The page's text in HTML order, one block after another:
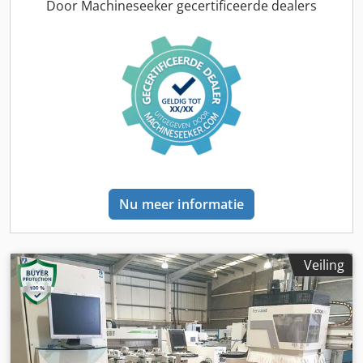
geleverd. De koper heeft het recht de machine
verantwoordelijk voor de installatie, beveiliging en het
gebruik van de machine op de bestemmingslocatie.
Externe referentie: 7716
Werktabel: console- en geleiderailtabel Aantal bestuurde
Verplaatsingssnelheid Y-as: 80 m/min
Verplaatsingssnelheid Z-as: 20 m/min Booreenheid Aantal
booreenheden: 1 Positie van de booreenheid: boven
Verticale boorspindels: 10 Horizontale boorspindels, X-
richting: 4 Horizontale boorspindels, Y-richting: 2 Totaal
aantal boorspindels: 16 Freesteken Aantal freestekens: 1
Positie van de freesteken: boven Bestuurde assen: 4
Automatische gereedschapswisseling: ja Motorvermogen:
groeffreeseenheden: 1 Positie van de groeffreeseenheid:
boven Uitvoering: vast, voor het bewerken van groeven in
de X-richting Maximale gereedschapsdiameter: 120 mm
gereedschapsmagazijnen: 2 Gereedschapsmagazijn
achter: 12 posities Gereedschapsmagazijn zijdelings: 10
posities Totaal aantal gereedschapswisselingen: 22
MACHINEGEGEVENS Machineprogrammeersoftware:
BiesseWorks Aantal vacuümpompen: 1 Zuigcapaciteit per
pomp: 90 m³/h Totaal aansluitvermogen: 17,1 kW
Door Machineseeker gecertificeerde dealers
Nu meer informatie
Veiling